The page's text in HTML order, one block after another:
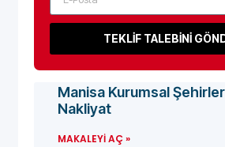
TEKLİF TALEBİNİ
Manisa Kurumsal
Nakliyat
MAKALEYI AÇ »